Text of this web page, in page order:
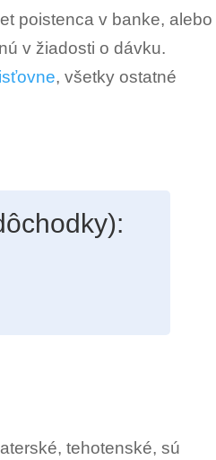
poistenca v banke, alebo
v žiadosti o dávku.
, všetky ostatné
tehotenské, sú